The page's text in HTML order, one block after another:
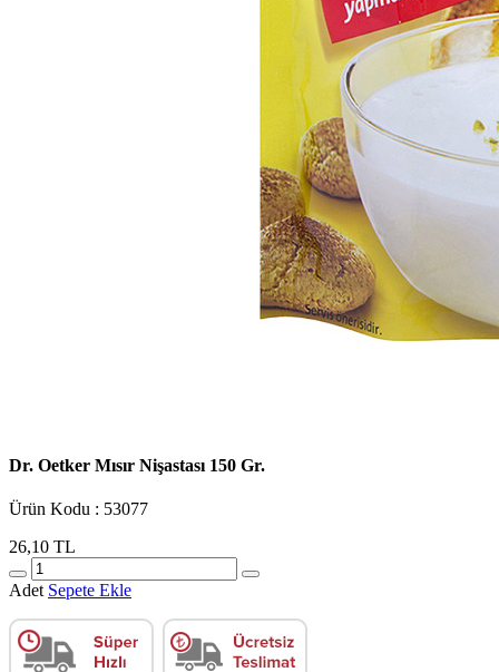
Dr. Oetker Mısır Nişastası 150 Gr.
Ürün Kodu : 53077
26,10 TL
Adet Sepete Ekle